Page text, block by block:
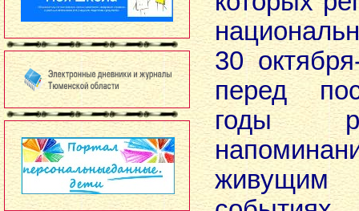
30
перед
годы
живущим